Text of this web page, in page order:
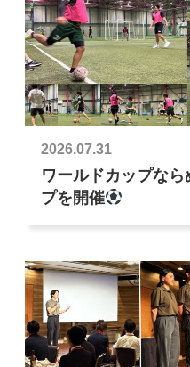
2026.07.31
ワールドカップな
プを開催